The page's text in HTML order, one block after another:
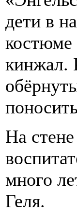
дети в
костюме
кинжал.
На
много
Геля.